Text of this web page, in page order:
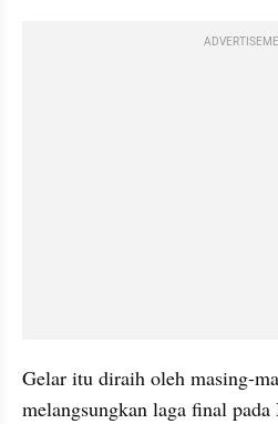
Gelar itu diraih oleh masing-
melangsungkan laga final